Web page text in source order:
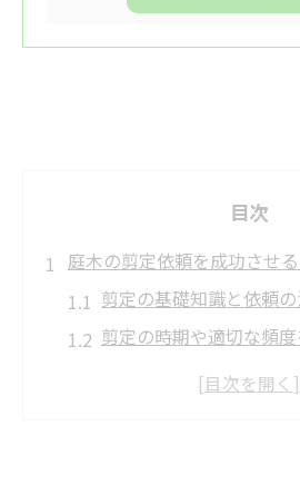
目次
庭木の剪定依頼を成功させ
剪定の基礎知識と依頼
剪定の時期や適切な頻
庭木剪定で押さえるべ